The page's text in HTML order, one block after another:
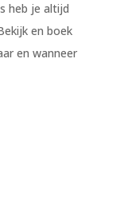
heb je altijd
en boek
en wanneer